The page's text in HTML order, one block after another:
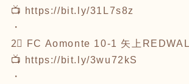
📺 https://bit.ly/31L7s8z
・
2⃣ FC Aomonte 10-1 矢上
📺 https://bit.ly/3wu72kS
・